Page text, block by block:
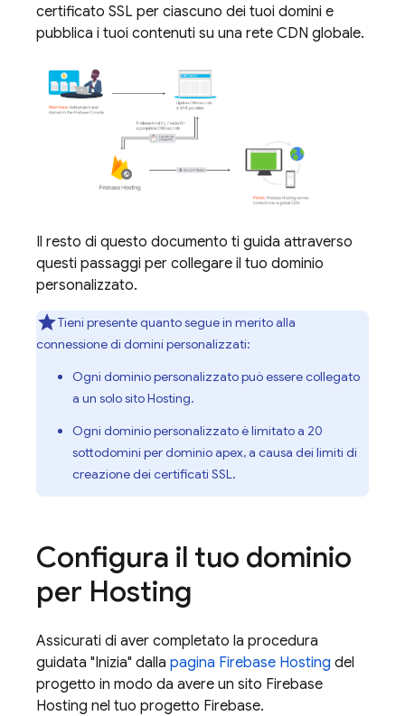
certificato SSL per ciascuno dei tuoi domini e
pubblica i tuoi contenuti su una rete CDN globale.
Il resto di questo documento ti guida attraverso
questi passaggi per collegare il tuo dominio
personalizzato.
Tieni presente quanto segue in merito alla
connessione di domini personalizzati:
Ogni dominio personalizzato può essere collegato
a un solo sitoHosting.
Ogni dominio personalizzato è limitato a 20
sottodomini per dominio apex, a causa dei limiti di
creazione dei certificati SSL.
Configura il tuo dominio
per Hosting
Assicurati di aver completato la procedura
guidata "Inizia" dalla pagina Firebase Hosting del
progetto in modo da avere un sito Firebase
Hosting nel tuo progetto Firebase.